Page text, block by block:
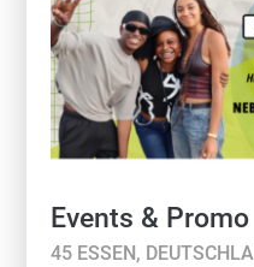
Events & Promo
45 ESSEN,